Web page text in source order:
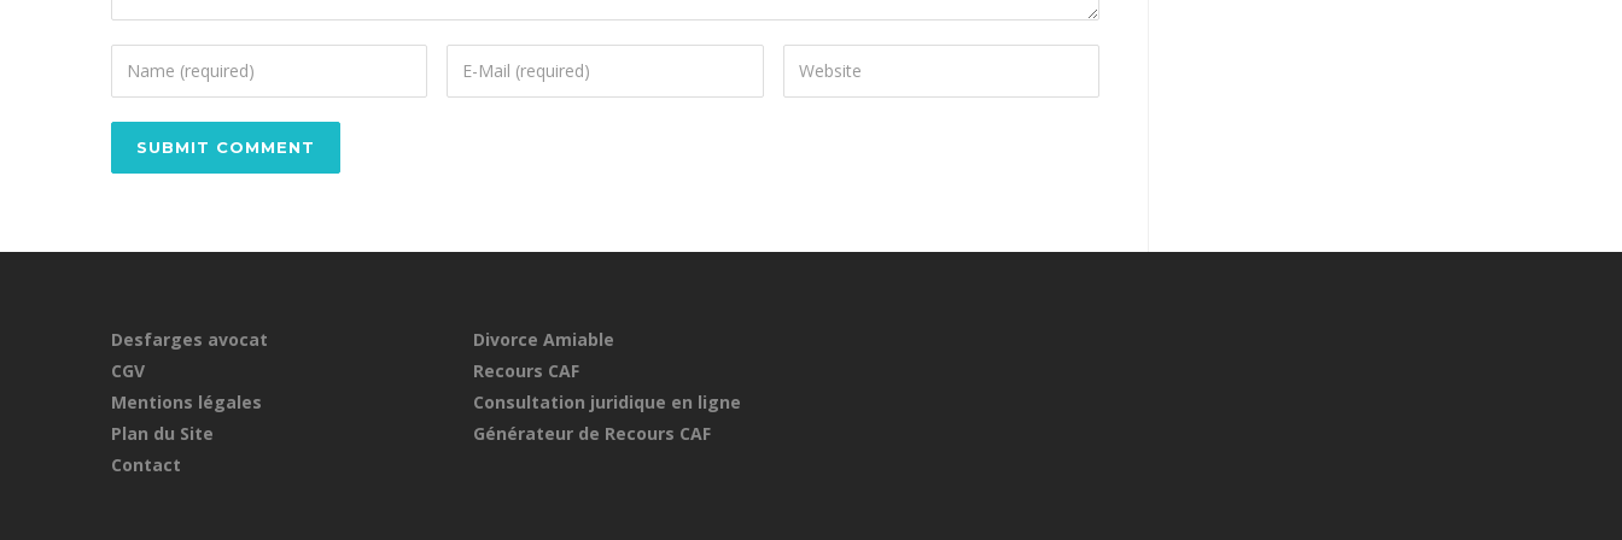
Desfarges avocat
CGV
Mentions légales
Plan du Site
Contact
Divorce Amiable
Recours CAF
Consultation juridique en ligne
Générateur de Recours CAF